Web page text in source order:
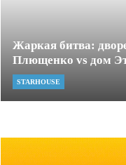
Жаркая битва:
Плющенко vs дом
STARHOUSE